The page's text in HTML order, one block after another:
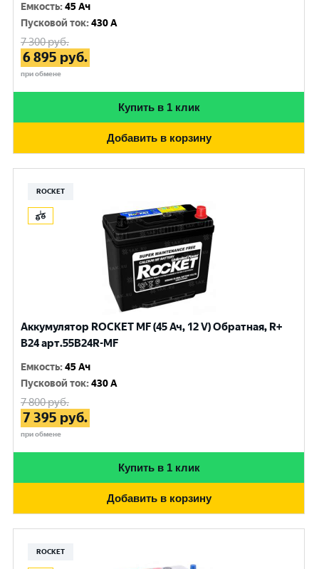
Емкость:45 Ач
Пусковой ток:430 A
7 300руб.
6 895 руб.
при обмене
Купить в 1 клик
Добавить в корзину
ROCKET
Аккумулятор ROCKET MF (45 Ач, 12 V) Обратная, R+
B24 арт.55B24R-MF
Емкость:45 Ач
Пусковой ток:430 A
7 800руб.
7 395 руб.
при обмене
Купить в 1 клик
Добавить в корзину
ROCKET